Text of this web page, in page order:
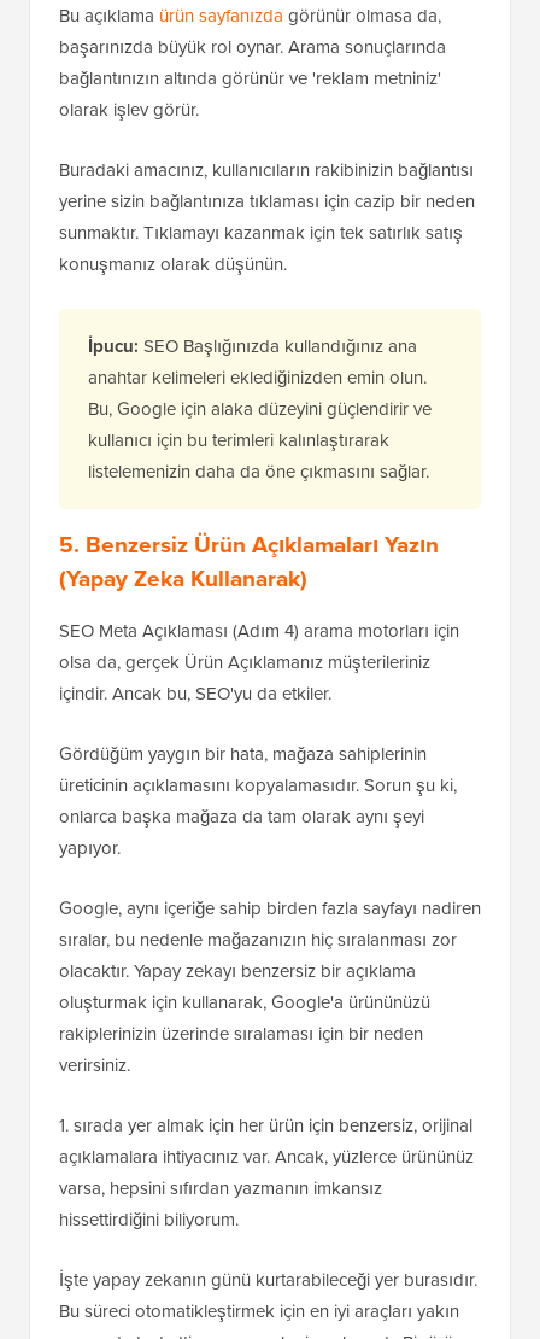
Bu açıklama ürün sayfanızda görünür olmasa da,
başarınızda büyük rol oynar. Arama sonuçlarında
bağlantınızın altında görünür ve 'reklam metniniz'
olarak işlev görür.
Buradaki amacınız, kullanıcıların rakibinizin bağlantısı
yerine sizin bağlantınıza tıklaması için cazip bir neden
sunmaktır. Tıklamayı kazanmak için tek satırlık satış
konuşmanız olarak düşünün.
İpucu: SEO Başlığınızda kullandığınız ana
anahtar kelimeleri eklediğinizden emin olun.
Bu, Google için alaka düzeyini güçlendirir ve
kullanıcı için bu terimleri kalınlaştırarak
listelemenizin daha da öne çıkmasını sağlar.
5. Benzersiz Ürün Açıklamaları Yazın
(Yapay Zeka Kullanarak)
SEO Meta Açıklaması (Adım 4) arama motorları için
olsa da, gerçek Ürün Açıklamanız müşterileriniz
içindir. Ancak bu, SEO'yu da etkiler.
Gördüğüm yaygın bir hata, mağaza sahiplerinin
üreticinin açıklamasını kopyalamasıdır. Sorun şu ki,
onlarca başka mağaza da tam olarak aynı şeyi
yapıyor.
Google, aynı içeriğe sahip birden fazla sayfayı nadiren
sıralar, bu nedenle mağazanızın hiç sıralanması zor
olacaktır. Yapay zekayı benzersiz bir açıklama
oluşturmak için kullanarak, Google'a ürününüzü
rakiplerinizin üzerinde sıralaması için bir neden
verirsiniz.
1. sırada yer almak için her ürün için benzersiz, orijinal
açıklamalara ihtiyacınız var. Ancak, yüzlerce ürününüz
varsa, hepsini sıfırdan yazmanın imkansız
hissettirdiğini biliyorum.
İşte yapay zekanın günü kurtarabileceği yer burasıdır.
Bu süreci otomatikleştirmek için en iyi araçları yakın